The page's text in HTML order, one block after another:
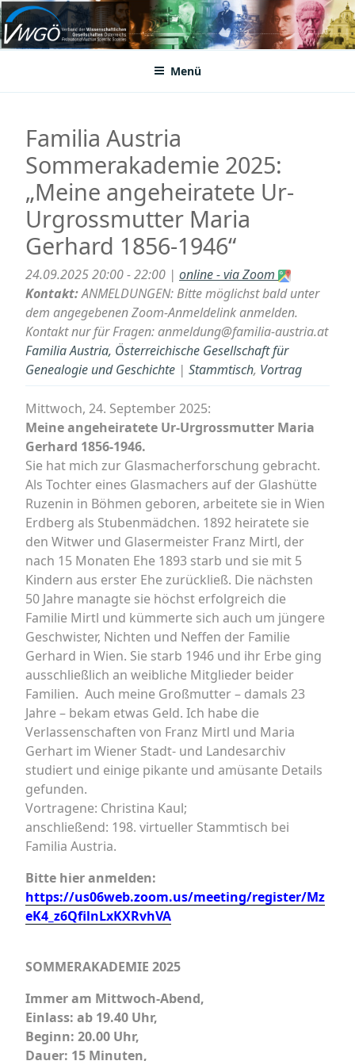
Zum
Inhalt
springenVWGÖ
Federation of Austrian Scientific Societies
Menü
Familia Austria
Sommerakademie 2025:
„Meine angeheiratete Ur-
Urgrossmutter Maria
Gerhard 1856-1946“
24.09.2025 20:00 - 22:00 | online - via Zoom
Kontakt:ANMELDUNGEN: Bitte möglichst bald unter
dem angegebenen Zoom-Anmeldelink anmelden.
Kontakt nur für Fragen: anmeldung@familia-austria.at
Familia Austria, Österreichische Gesellschaft für
Genealogie und Geschichte | Stammtisch, Vortrag
Mittwoch, 24. September 2025:
Meine angeheiratete Ur-Urgrossmutter Maria
Gerhard 1856-1946.
Sie hat mich zur Glasmacherforschung gebracht.
Als Tochter eines Glasmachers auf der Glashütte
Ruzenin in Böhmen geboren, arbeitete sie in Wien
Erdberg als Stubenmädchen. 1892 heiratete sie
den Witwer und Glasermeister Franz Mirtl, der
nach 15 Monaten Ehe 1893 starb und sie mit 5
Kindern aus erster Ehe zurückließ. Die nächsten
50 Jahre managte sie höchst erfolgreich die
Familie Mirtl und kümmerte sich auch um jüngere
Geschwister, Nichten und Neffen der Familie
Gerhard in Wien. Sie starb 1946 und ihr Erbe ging
ausschließlich an weibliche Mitglieder beider
Familien. Auch meine Großmutter – damals 23
Jahre – bekam etwas Geld. Ich habe die
Verlassenschaften von Franz Mirtl und Maria
Gerhart im Wiener Stadt- und Landesarchiv
studiert und einige pikante und amüsante Details
gefunden.
Vortragene: Christina Kaul;
anschließend: 198. virtueller Stammtisch bei
Familia Austria.
Bitte hier anmelden:
https://us06web.zoom.us/meeting/register/Mz
eK4_z6QfilnLxKXRvhVA
SOMMERAKADEMIE 2025
Immer am Mittwoch-Abend,
Einlass: ab 19.40 Uhr,
Beginn: 20.00 Uhr,
Dauer: 15 Minuten,